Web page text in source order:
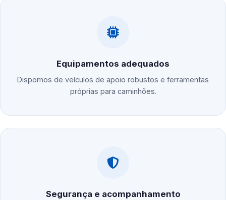
Equipamentos adequados
Dispomos de veículos de apoio robustos e ferramentas
próprias para caminhões.
Segurança e acompanhamento